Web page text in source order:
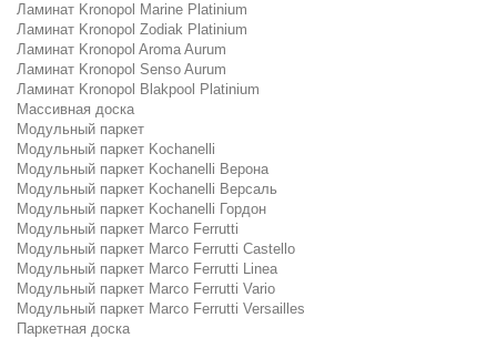
Ламинат Kronopol Marine Platinium
Ламинат Kronopol Zodiak Platinium
Ламинат Kronopol Aroma Aurum
Ламинат Kronopol Senso Aurum
Ламинат Kronopol Blakpool Platinium
Массивная доска
Модульный паркет
Модульный паркет Kochanelli
Модульный паркет Kochanelli Верона
Модульный паркет Kochanelli Версаль
Модульный паркет Kochanelli Гордон
Модульный паркет Marco Ferrutti
Модульный паркет Marco Ferrutti Castello
Модульный паркет Marco Ferrutti Linea
Модульный паркет Marco Ferrutti Vario
Модульный паркет Marco Ferrutti Versailles
Паркетная доска